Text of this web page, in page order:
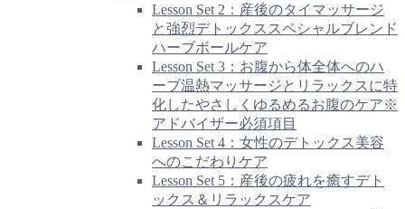
Lesson Set 2：産後のタイマッサージ
と強烈デトックススペシャルブレンド
ハーブボールケア
Lesson Set 3：お腹から体全体へのハ
ーブ温熱マッサージとリラックスに特
化したやさしくゆるめるお腹のケア※
アドバイザー必須項目
Lesson Set 4：女性のデトックス美容
へのこだわりケア
Lesson Set 5：産後の疲れを癒すデト
ックス＆リラックスケア